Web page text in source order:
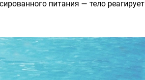
питания — тело реагирует